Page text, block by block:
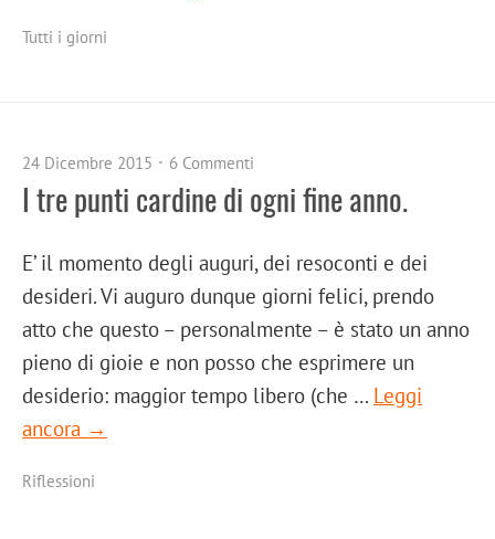
Tutti i giorni
24 Dicembre 2015 6 Commenti
I tre punti cardine di ogni fine anno.
E’ il momento degli auguri, dei resoconti e dei
desideri. Vi auguro dunque giorni felici, prendo
atto che questo – personalmente – è stato un anno
pieno di gioie e non posso che esprimere un
desiderio: maggior tempo libero (che … Leggi
ancora →
Riflessioni